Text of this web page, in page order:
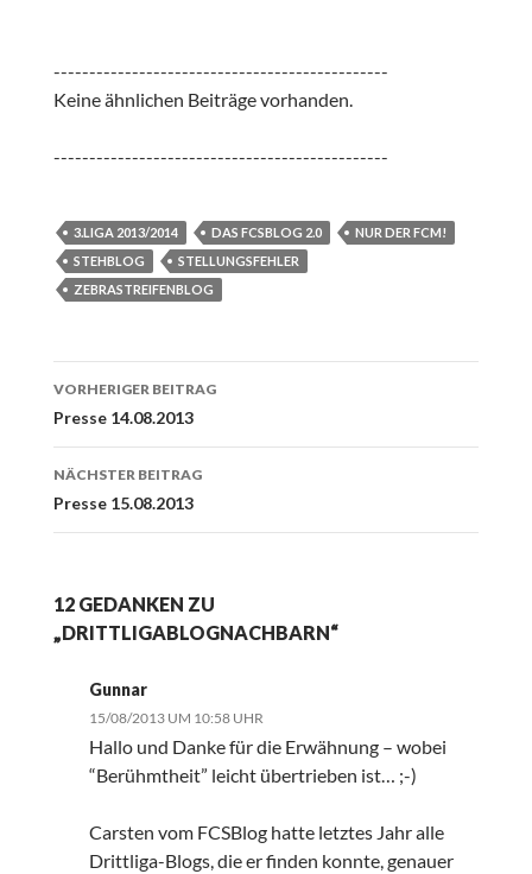
-----------------------------------------------
Keine ähnlichen Beiträge vorhanden.
-----------------------------------------------
3.LIGA 2013/2014 DAS FCSBLOG 2.0
NUR DER FCM!
STEHBLOG
STELLUNGSFEHLER
ZEBRASTREIFENBLOG
Beitrags-
Navigation
VORHERIGER BEITRAG
Presse 14.08.2013
NÄCHSTER BEITRAG
Presse 15.08.2013
12 GEDANKEN ZU
„DRITTLIGABLOGNACHBARN“
Gunnar
15/08/2013 UM 10:58 UHR
Hallo und Danke für die Erwähnung – wobei
“Berühmtheit” leicht übertrieben ist… ;-)
Carsten vom FCSBlog hatte letztes Jahr alle
Drittliga-Blogs, die er finden konnte, genauer